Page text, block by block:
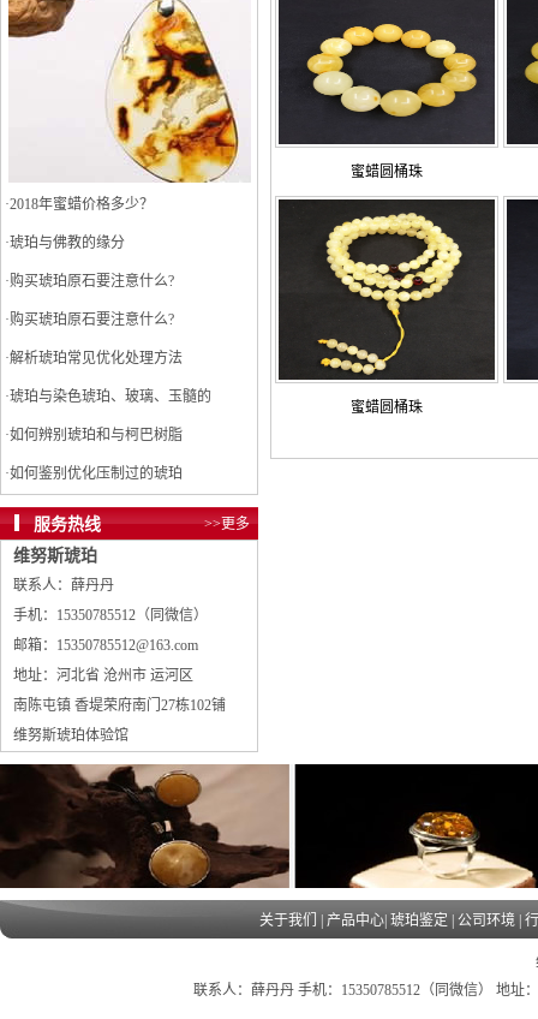
·2018年蜜蜡价格多少？
·琥珀与佛教的缘分
·购买琥珀原石要注意什么?
·购买琥珀原石要注意什么?
·解析琥珀常见优化处理方法
·琥珀与染色琥珀、玻璃、玉髓的
·如何辨别琥珀和与柯巴树脂
·如何鉴别优化压制过的琥珀
服务热线 >>更多
维努斯琥珀
联系人：薛丹丹
手机：15350785512（同微信）
邮箱：15350785512@163.com
地址：河北省 沧州市 运河区
南陈屯镇 香堤荣府南门27栋102铺
维努斯琥珀体验馆
蜜蜡圆桶珠
蜜蜡圆桶珠
关于我们 产品中心 琥珀鉴定 公司环境
联系人：薛丹丹 手机：15350785512（同微信） 地